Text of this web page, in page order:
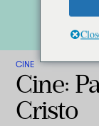
CINE
Cine:
Cristo